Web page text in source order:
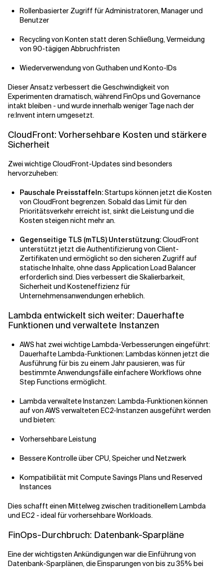
Rollenbasierter Zugriff für Administratoren, Manager und
Benutzer
Recycling von Konten statt deren Schließung, Vermeidung
von 90-tägigen Abbruchfristen
Wiederverwendung von Guthaben und Konto-IDs
Dieser Ansatz verbessert die Geschwindigkeit von
Experimenten dramatisch, während FinOps und Governance
intakt bleiben - und wurde innerhalb weniger Tage nach der
re:Invent intern umgesetzt.
CloudFront: Vorhersehbare Kosten und stärkere
Sicherheit
Zwei wichtige CloudFront-Updates sind besonders
hervorzuheben:
Pauschale Preisstaffeln:Startups können jetzt die Kosten
von CloudFront begrenzen. Sobald das Limit für den
Prioritätsverkehr erreicht ist, sinkt die Leistung und die
Kosten steigen nicht mehr an.
Gegenseitige TLS (mTLS) Unterstützung:CloudFront
unterstützt jetzt die Authentifizierung von Client-
Zertifikaten und ermöglicht so den sicheren Zugriff auf
statische Inhalte, ohne dass Application Load Balancer
erforderlich sind. Dies verbessert die Skalierbarkeit,
Sicherheit und Kosteneffizienz für
Unternehmensanwendungen erheblich.
Lambda entwickelt sich weiter: Dauerhafte
Funktionen und verwaltete Instanzen
AWS hat zwei wichtige Lambda-Verbesserungen eingeführt:
Dauerhafte Lambda-Funktionen: Lambdas können jetzt die
Ausführung für bis zu einem Jahr pausieren, was für
bestimmte Anwendungsfälle einfachere Workflows ohne
Step Functions ermöglicht.
Lambda verwaltete Instanzen: Lambda-Funktionen können
auf von AWS verwalteten EC2-Instanzen ausgeführt werden
und bieten:
Vorhersehbare Leistung
Bessere Kontrolle über CPU, Speicher und Netzwerk
Kompatibilität mit Compute Savings Plans und Reserved
Instances
Dies schafft einen Mittelweg zwischen traditionellem Lambda
und EC2 - ideal für vorhersehbare Workloads.
FinOps-Durchbruch: Datenbank-Sparpläne
Eine der wichtigsten Ankündigungen war die Einführung von
Datenbank-Sparplänen, die Einsparungen von bis zu 35% bei